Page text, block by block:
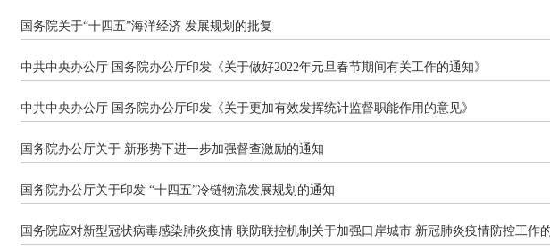
国务院关于“十四五”海洋经济 发展规划的批复
中共中央办公厅 国务院办公厅印发《关于做好2022年元旦春节期间有关工作的通知》
中共中央办公厅 国务院办公厅印发《关于更加有效发挥统计监督职能作用的意见》
国务院办公厅关于 新形势下进一步加强督查激励的通知
国务院办公厅关于印发 “十四五”冷链物流发展规划的通知
国务院应对新型冠状病毒感染肺炎疫情 联防联控机制关于加强口岸城市 新冠肺炎疫情防控工作